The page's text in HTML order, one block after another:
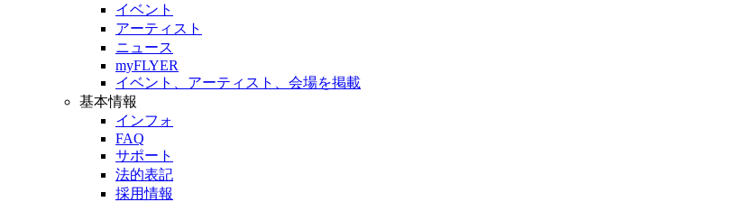
イベント
アーティスト
ニュース
myFLYER
イベント、アーティスト、会場を掲載
基本情報
インフォ
FAQ
サポート
法的表記
採用情報